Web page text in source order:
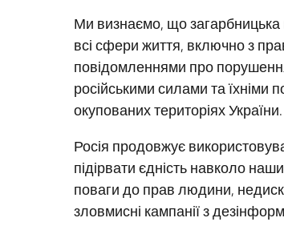
Ми визнаємо, що загарбницька
всі сфери життя, включно з
повідомленнями про
російськими силами та їхніми
окупованих територіях України.
Росія продовжує
підірвати єдність навколо
поваги до прав людини,
зловмисні кампанії з